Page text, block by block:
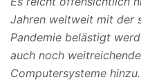
Jahren weltweit mit der
Pandemie belästigt
auch noch
Computersysteme